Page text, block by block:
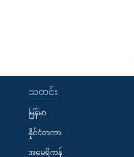
သတင်း
မြန်မာ
နိုင်ငံတကာ
အမေရိကန်